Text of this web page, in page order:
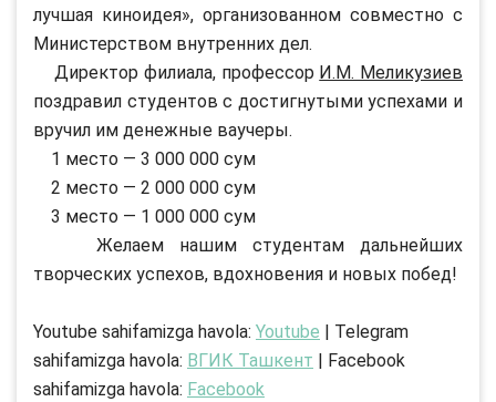
лучшая киноидея», организованном совместно с
Министерством внутренних дел.
Директор филиала, профессор И.М. Меликузиев
поздравил студентов с достигнутыми успехами и
вручил им денежные ваучеры.
1 место — 3 000 000 сум
2 место — 2 000 000 сум
3 место — 1 000 000 сум
Желаем нашим студентам дальнейших
творческих успехов, вдохновения и новых побед!
Youtube sahifamizga havola: Youtube | Telegram
sahifamizga havola: ВГИК Ташкент | Facebook
sahifamizga havola: Facebook